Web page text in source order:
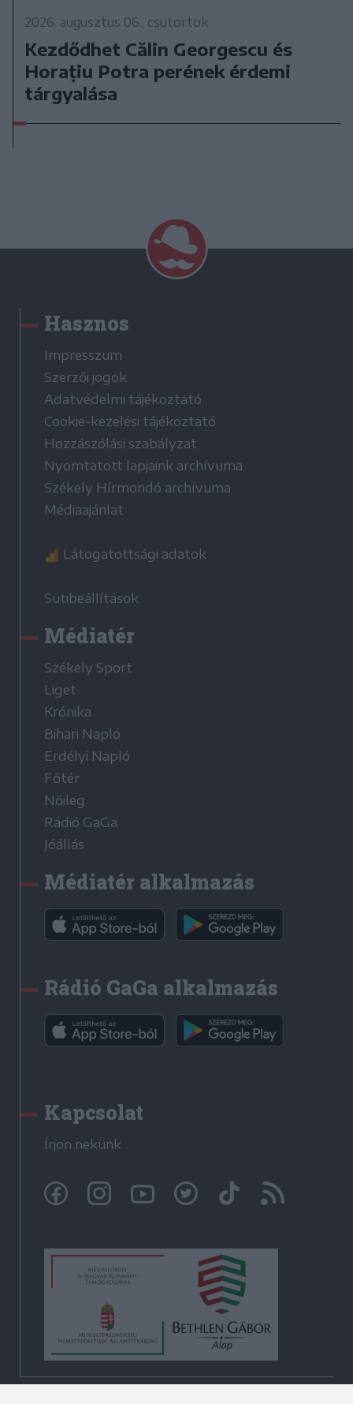
2026. augusztus 06., csütörtök
Kezdődhet Călin Georgescu és
Horațiu Potra perének érdemi
tárgyalása
Hasznos
Impresszum
Szerzői jogok
Adatvédelmi tájékoztató
Cookie-kezelési tájékoztató
Hozzászólási szabályzat
Nyomtatott lapjaink archívuma
Székely Hírmondó archívuma
Médiaajánlat
Látogatottsági adatok
Sütibeállítások
Médiatér
Székely Sport
Liget
Krónika
Bihari Napló
Erdélyi Napló
Főtér
Nőileg
Rádió GaGa
Jóállás
Médiatér alkalmazás
Rádió GaGa alkalmazás
Kapcsolat
Írjon nekünk